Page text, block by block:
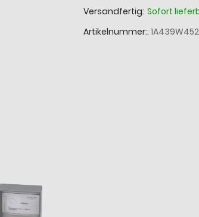
Versandfertig: Sofort
Artikelnummer: 1A439W452